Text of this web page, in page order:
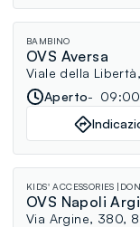
BAMBINO
OVS Aversa
Viale della
Aperto
KIDS' ACCESSORIES
OVS Napoli
Via Argine, 380,